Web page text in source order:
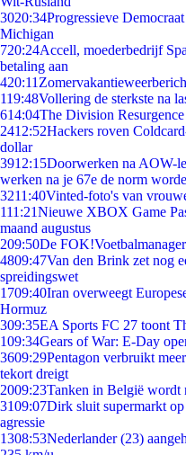
3020:34Progressieve
Michigan
720:24Accell, moederbedrijf
betaling aan
420:11
119:48Vollering de sterkste na
614:04The Division
2412:52Hackers roven
dollar
3912:15Doorwerken na AOW-
werken na je 67e de norm
3211:40Vinted-foto's van
111:21Nieuwe XBOX Game
maand augustus
209:50De
4809:47Van den Brink zet nog
spreidingswet
1709:40Iran overweegt
Hormuz
309:35EA Sports FC 27 toont
109:34Gears of War: E-Day
3609:29Pentagon verbruikt
tekort dreigt
2009:23Tanken in België wordt
3109:07Dirk sluit supermarkt
agressie
1308:53Nederlander (23)